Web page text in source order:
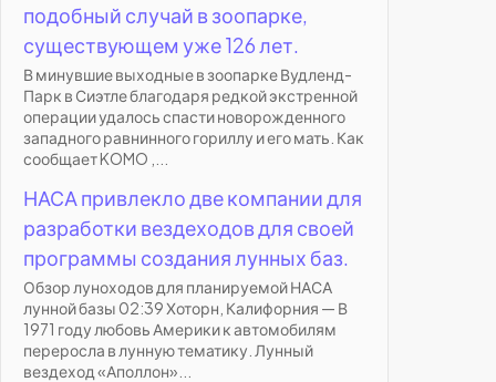
подобный случай в зоопарке,
существующем уже 126 лет.
В минувшие выходные в зоопарке Вудленд-
Парк в Сиэтле благодаря редкой экстренной
операции удалось спасти новорожденного
западного равнинного гориллу и его мать. Как
сообщает KOMO ,...
НАСА привлекло две компании для
разработки вездеходов для своей
программы создания лунных баз.
Обзор луноходов для планируемой НАСА
лунной базы 02:39 Хоторн, Калифорния — В
1971 году любовь Америки к автомобилям
переросла в лунную тематику. Лунный
вездеход «Аполлон»...